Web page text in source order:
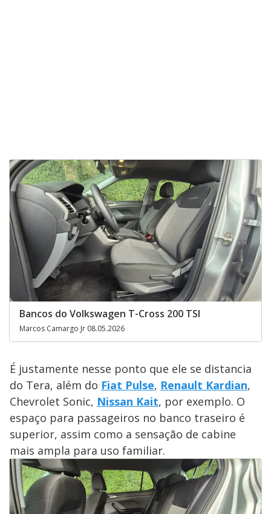
Bancos do Volkswagen T-Cross 200 TSI
Marcos Camargo Jr 08.05.2026
É justamente nesse ponto que ele se distancia
do Tera, além do Fiat Pulse, Renault Kardian,
Chevrolet Sonic, Nissan Kait, por exemplo. O
espaço para passageiros no banco traseiro é
superior, assim como a sensação de cabine
mais ampla para uso familiar.